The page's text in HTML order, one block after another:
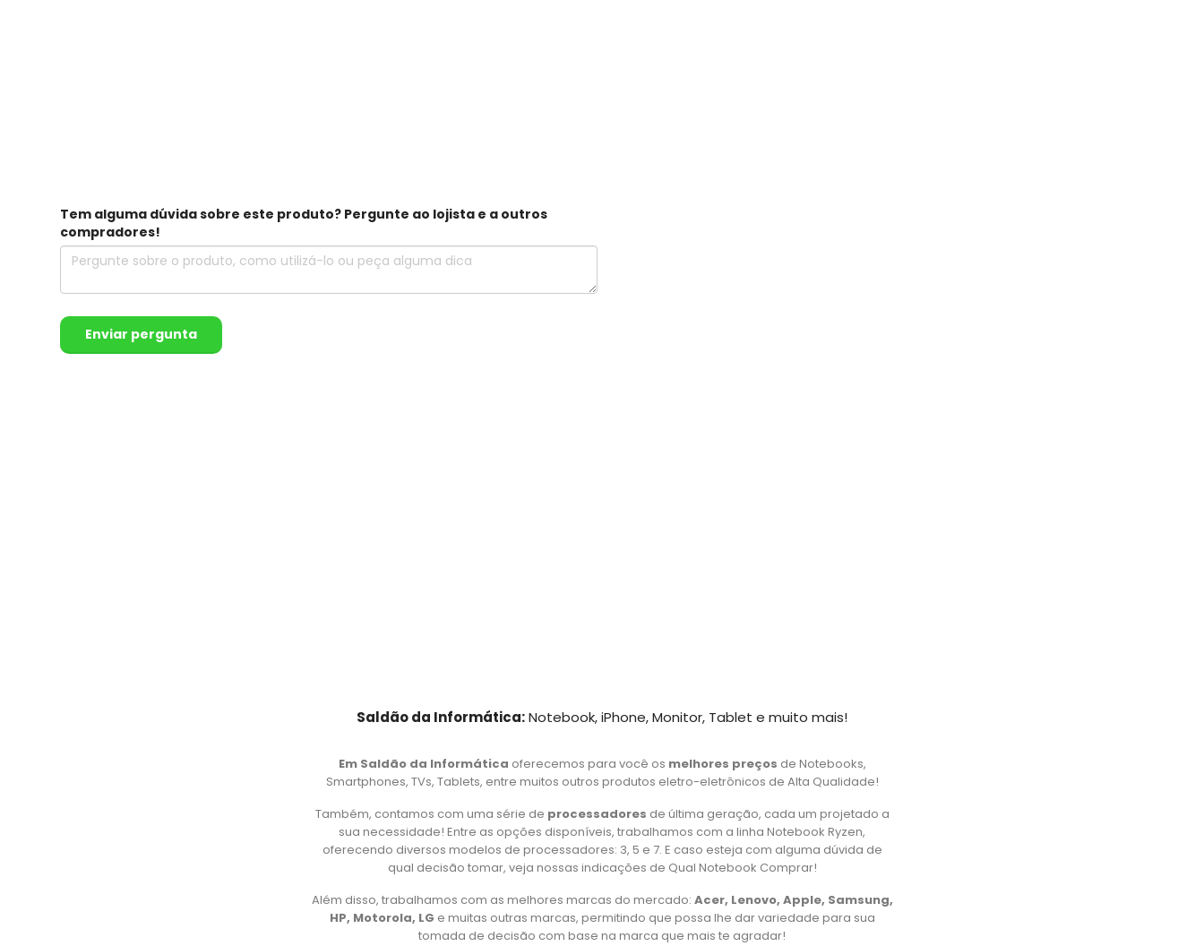
Tem alguma dúvida sobre este produto? Pergunte ao lojista e a outros
compradores!
Enviar pergunta
Saldão da Informática:Notebook, iPhone, Monitor, Tablet e muito mais!
Em Saldão da Informática oferecemos para você os melhores preços de Notebooks,
Smartphones, TVs, Tablets, entre muitos outros produtos eletro-eletrônicos de Alta Qualidade!
Também, contamos com uma série de processadores de última geração, cada um projetado a
sua necessidade! Entre as opções disponíveis, trabalhamos com a linha Notebook Ryzen,
oferecendo diversos modelos de processadores: 3, 5 e 7. E caso esteja com alguma dúvida de
qual decisão tomar, veja nossas indicações de Qual Notebook Comprar!
Além disso, trabalhamos com as melhores marcas do mercado: Acer, Lenovo, Apple, Samsung,
HP, Motorola, LG e muitas outras marcas, permitindo que possa lhe dar variedade para sua
tomada de decisão com base na marca que mais te agradar!